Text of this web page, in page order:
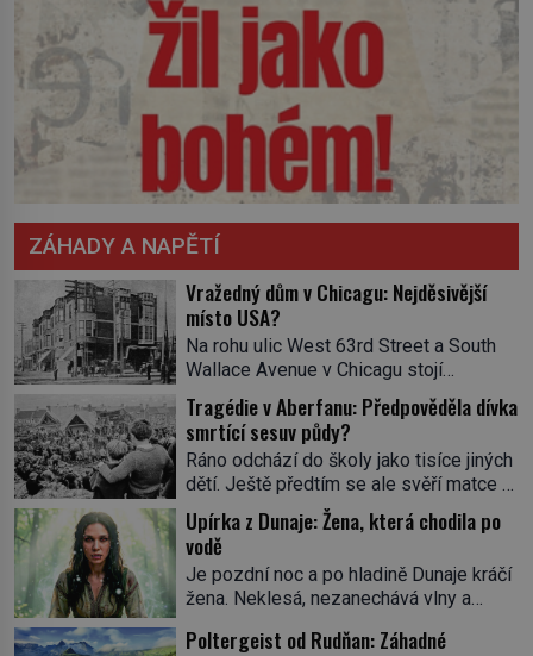
ZÁHADY A NAPĚTÍ
Vražedný dům v Chicagu: Nejděsivější
místo USA?
Na rohu ulic West 63rd Street a South
Wallace Avenue v Chicagu stojí
nenápadná pošta. Nemá žádný speciální
nápis ani pamětní desku. A přesto prý
místní zaměstnanci neradi chodí do
sklepa. Právě tady totiž sídlil sériový
vrah H. H. Holmes a také
nejpropracovanější past na lidi
v dějinách americké kriminalistiky.
Herman Webster Mudgett (1861–1896)
přijíždí […]
Tragédie v Aberfanu: Předpověděla dívka
smrtící sesuv půdy?
Ráno odchází do školy jako tisíce jiných
dětí. Ještě předtím se ale svěří matce s
podivným snem. Ve škole, kterou dobře
zná, tentokrát nevidí budovu ani
spolužáky. Místo nich se před ní tyčí
cosi temného. O několik hodin později je
mrtvá. Mohla devítiletá Zahlédla vlastní
osud? Dne 21. října 1966 se velšská
vesnice Aberfan […]
Upírka z Dunaje: Žena, která chodila po
vodě
Je pozdní noc a po hladině Dunaje kráčí
žena. Neklesá, nezanechává vlny a
pod ní byla dlažbou. Muž, který ji z
Poltergeist od Rudňan: Záhadné